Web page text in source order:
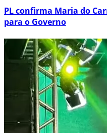
PL confirma Maria do
para o Governo